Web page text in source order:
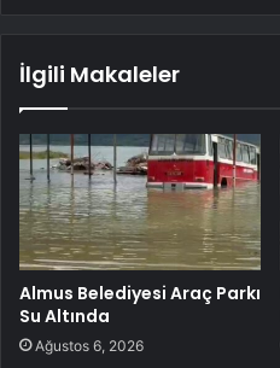
İlgili Makaleler
Almus Belediyesi Araç Parkı
Su Altında
Ağustos 6, 2026